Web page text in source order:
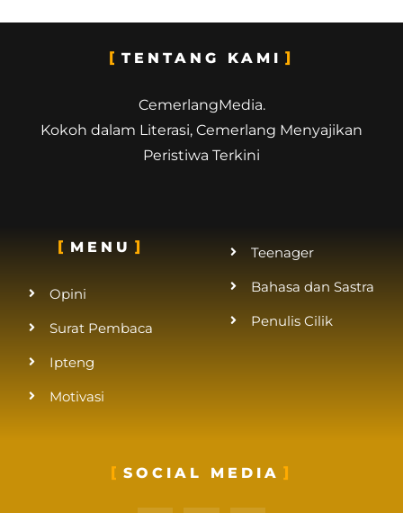
TENTANG KAMI
CemerlangMedia.
Kokoh dalam Literasi, Cemerlang Menyajikan
Peristiwa Terkini
MENU
Opini
Surat Pembaca
Ipteng
Motivasi
Teenager
Bahasa dan Sastra
Penulis Cilik
SOCIAL MEDIA